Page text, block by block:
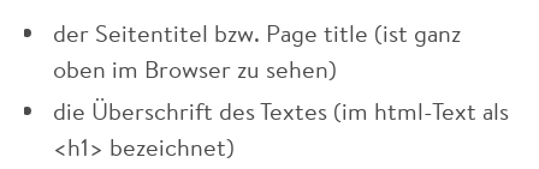
der Seitentitel bzw. Page title (ist ganz
oben im Browser zu sehen)
die Überschrift des Textes (im html-Text als
<h1> bezeichnet)